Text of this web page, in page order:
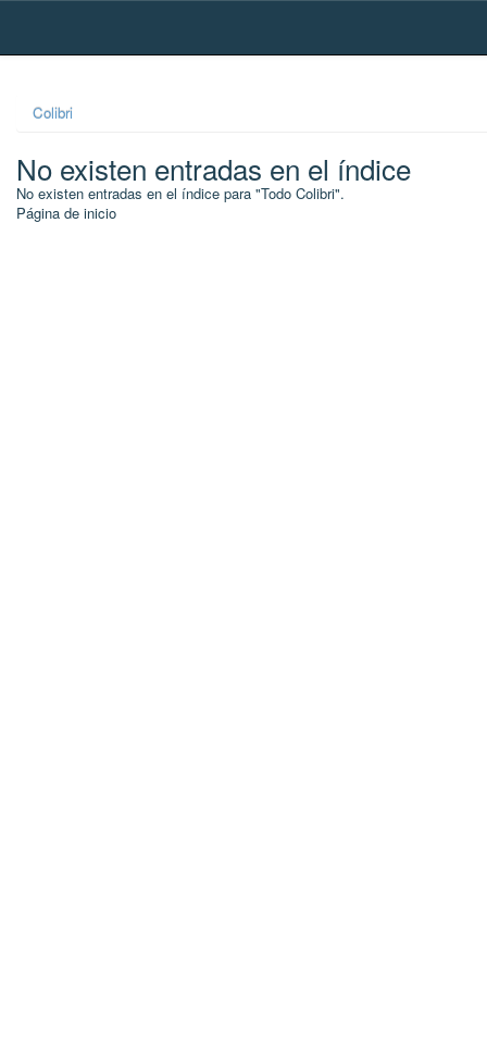
Skip
Colibri
No existen entradas en el índice
No existen entradas en el índice para "Todo Colibri".
Página de inicio